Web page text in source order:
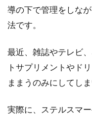
ト
み
りま
導の下で管理をしな
法です。
最近、雑誌やテレビ
トサプリメントやド
ままうのみにしてし
実際に、ステルスマ